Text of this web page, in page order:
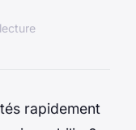
rapidement